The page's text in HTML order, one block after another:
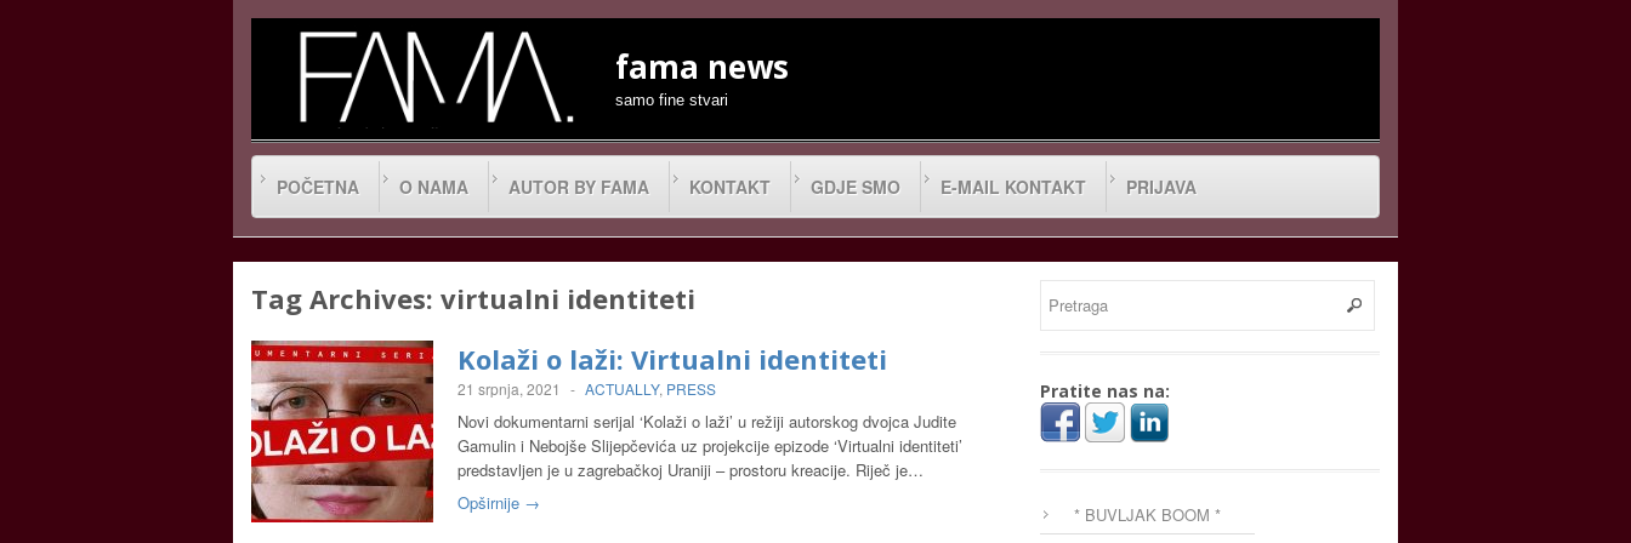
fama news
samo fine stvari
POČETNA O NAMA AUTOR BY FAMA KONTAKT GDJE SMO E-MAIL KONTAKT PRIJAVA
Tag Archives: virtualni identiteti
Kolaži o laži: Virtualni identiteti
21 srpnja, 2021 - ACTUALLY, PRESS
Novi dokumentarni serijal ‘Kolaži o laži’ u režiji autorskog dvojca Judite
Gamulin i Nebojše Slijepčevića uz projekcije epizode ‘Virtualni identiteti’
predstavljen je u zagrebačkoj Uraniji – prostoru kreacije. Riječ je…
Opširnije →
Pratite nas na:
* BUVLJAK BOOM *